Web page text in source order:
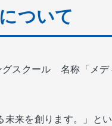
ついて
スクール 名称「メ
来を創ります。」とい